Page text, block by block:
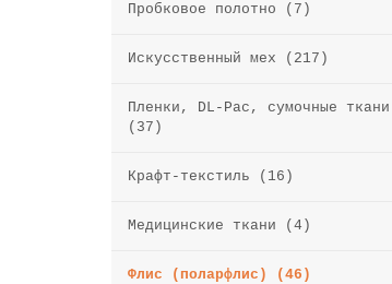
Пробковое полотно (7)
Искусственный мех (217)
Пленки, DL-Pac, сумочные ткани
(37)
Крафт-текстиль (16)
Медицинские ткани (4)
Флис (поларфлис) (46)